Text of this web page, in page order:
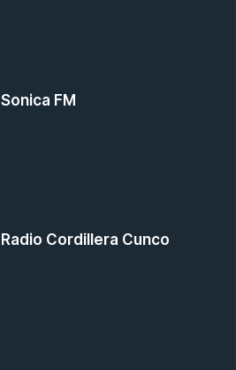
Sonica FM
Radio Cordillera Cunco